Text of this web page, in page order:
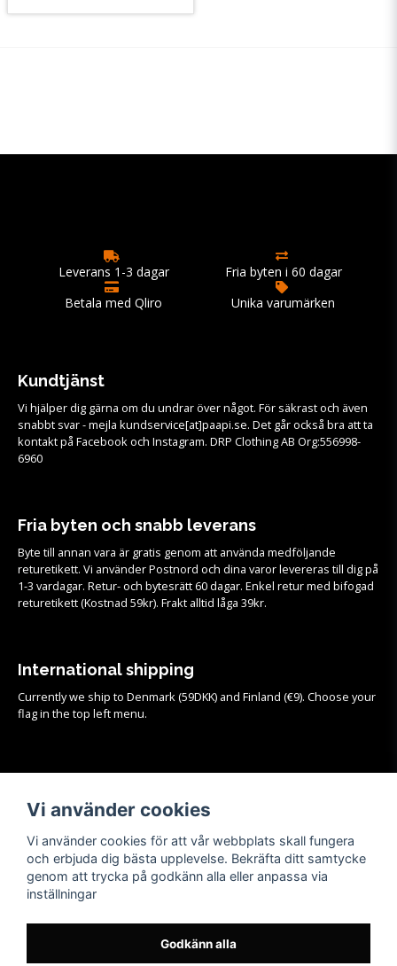
Leverans 1-3 dagar
Fria byten i 60 dagar
Betala med Qliro
Unika varumärken
Kundtjänst
Vi hjälper dig gärna om du undrar över något. För säkrast och även
snabbt svar - mejla kundservice[at]paapi.se. Det går också bra att ta
kontakt på Facebook och Instagram. DRP Clothing AB Org:556998-
6960
Fria byten och snabb leverans
Byte till annan vara är gratis genom att använda medföljande
returetikett. Vi använder Postnord och dina varor levereras till dig på
1-3 vardagar. Retur- och bytesrätt 60 dagar. Enkel retur med bifogad
returetikett (Kostnad 59kr). Frakt alltid låga 39kr.
International shipping
Currently we ship to Denmark (59DKK) and Finland (€9). Choose your
flag in the top left menu.
Se samtliga köpvillkor och mer info om frakt, retur och byten
Vi använder cookies
Vi använder cookies för att vår webbplats skall fungera
och erbjuda dig bästa upplevelse. Bekräfta ditt samtycke
genom att trycka på godkänn alla eller anpassa via
inställningar
Godkänn alla